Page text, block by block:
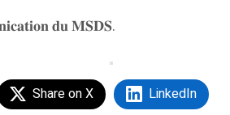
𝐝𝐮 𝐌𝐒𝐃𝐒.
Share on X LinkedIn